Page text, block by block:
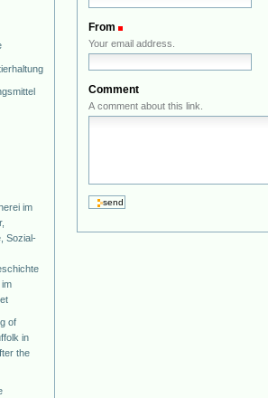
im
Sozial-
of
in
the
From
Your email address.
Comment
A comment about this link.